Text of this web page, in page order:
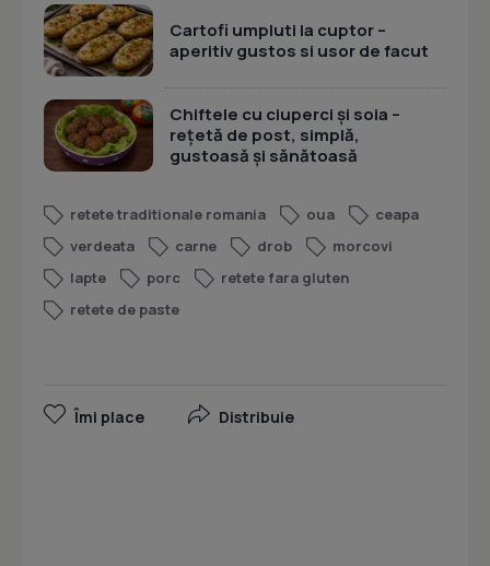
Cartofi umpluti la cuptor –
aperitiv gustos si usor de facut
Chiftele cu ciuperci și soia –
rețetă de post, simplă,
gustoasă și sănătoasă
retete traditionale romania oua
ceapa
verdeata
carne drob
morcovi
lapte
porc
retete fara gluten
retete de paste
Îmi place Distribuie